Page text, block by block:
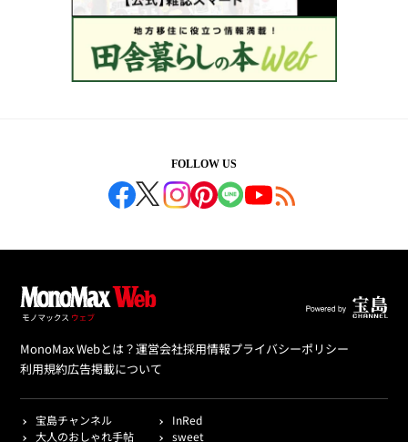
FOLLOW US
MonoMax Webとは？運営会社採用情報プライバシーポリシー
利用規約広告掲載について
宝島チャンネル
InRed
大人のおしゃれ手帖
sweet